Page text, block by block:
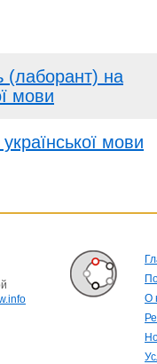
(лаборант) на
мови
мови
О